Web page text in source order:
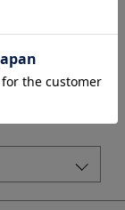
をご確認くださ